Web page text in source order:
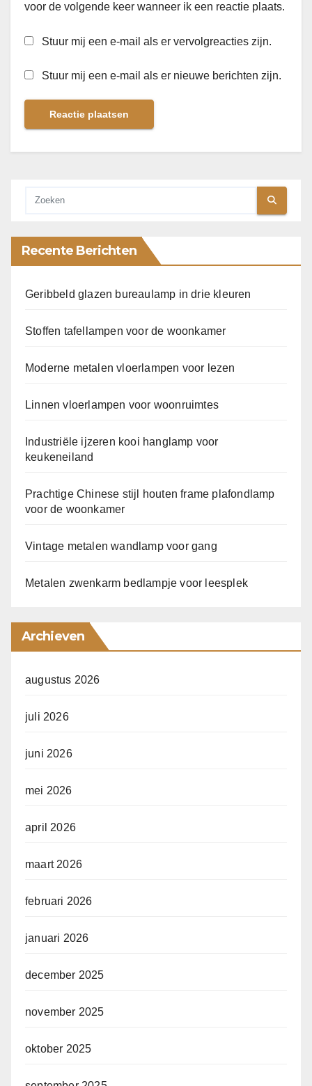
voor de volgende keer wanneer ik een reactie plaats.
Stuur mij een e-mail als er vervolgreacties zijn.
Stuur mij een e-mail als er nieuwe berichten zijn.
Recente Berichten
Geribbeld glazen bureaulamp in drie kleuren
Stoffen tafellampen voor de woonkamer
Moderne metalen vloerlampen voor lezen
Linnen vloerlampen voor woonruimtes
Industriële ijzeren kooi hanglamp voor
keukeneiland
Prachtige Chinese stijl houten frame plafondlamp
voor de woonkamer
Vintage metalen wandlamp voor gang
Metalen zwenkarm bedlampje voor leesplek
Archieven
augustus 2026
juli 2026
juni 2026
mei 2026
april 2026
maart 2026
februari 2026
januari 2026
december 2025
november 2025
oktober 2025